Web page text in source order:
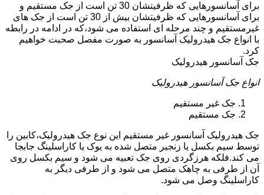
برای آسانسورهایی که ظرفیتشان 30 تن است از جک مستقیم و
برای آسانسورهایی که ظرفیتشان بیش از 30 تن است از جک های
غیرمستقیم و چند مرحله ای استفاده می شود،که در ادامه در رابطه
با انواع جک هیدرولیک آسانسور به صورت مفصل صحبت خواهیم
کرد.
جک آسانسور هیدرولیک
انواع جک آسانسور هیدرولیک
جک غیر مستقیم
جک مستقیم
جک هیدرولیک آسانسور غیر مستقیم این نوع جک هیدرولیک،کابین را
توسط سیم بکسل یا زنجیر متصل شده به یوک یا کاراسلینگ جابجا
می کند.فلکه هرزگردی روی جک تعبیه می شود و سیم بکسل روی
آن از طرفی به چاهک متصل می شود و از طرفی دیگر به
کاراسلینگ وصل می شود.